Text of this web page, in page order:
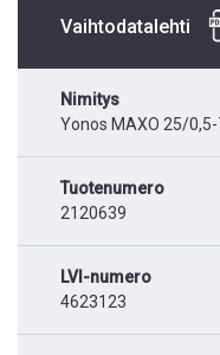
Vaihtodatalehti
Nimitys
Yonos MAXO 25/
Tuotenumero
2120639
LVI-numero
4623123